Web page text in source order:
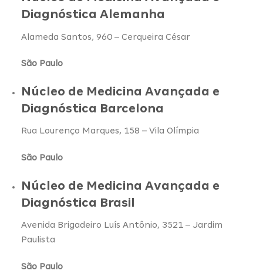
Diagnóstica Alemanha
Alameda Santos, 960 – Cerqueira César
São Paulo
Núcleo de Medicina Avançada e
Diagnóstica Barcelona
Rua Lourenço Marques, 158 – Vila Olímpia
São Paulo
Núcleo de Medicina Avançada e
Diagnóstica Brasil
Avenida Brigadeiro Luís Antônio, 3521 – Jardim
Paulista
São Paulo